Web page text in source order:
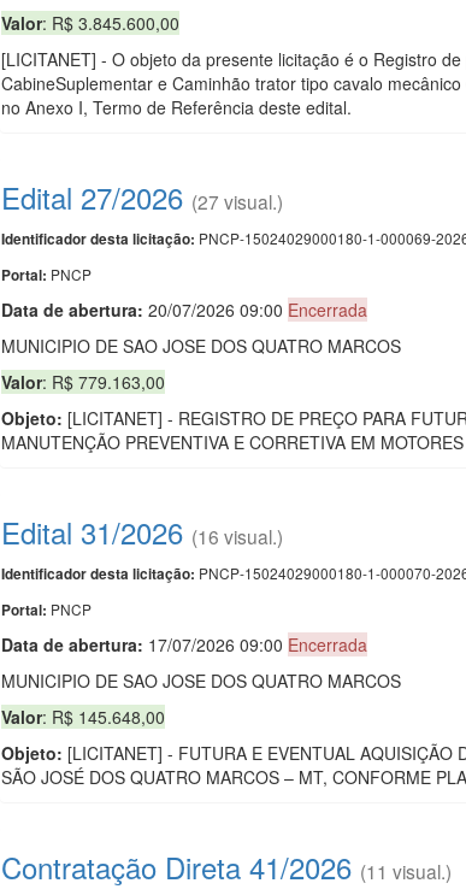
Valor: R$ 3.845.600,00
[LICITANET] - O objeto da presente licitação é o Registro
CabineSuplementar e Caminhão trator tipo cavalo
no Anexo I, Termo de Referência deste edital.
Edital 27/2026 (27 visual.)
Identificador desta licitação: PNCP-15024029000180-1-000069-
Portal: PNCP
Data de abertura: 20/07/2026 09:00 Encerrada
MUNICIPIO DE SAO JOSE DOS QUATRO MARCOS
Valor: R$ 779.163,00
Objeto: [LICITANET] - REGISTRO DE PREÇO PARA
MANUTENÇÃO PREVENTIVA E CORRETIVA EM
Edital 31/2026 (16 visual.)
Identificador desta licitação: PNCP-15024029000180-1-000070-
Portal: PNCP
Data de abertura: 17/07/2026 09:00 Encerrada
MUNICIPIO DE SAO JOSE DOS QUATRO MARCOS
Valor: R$ 145.648,00
Objeto: [LICITANET] - FUTURA E EVENTUAL AQUISIÇÃO
SÃO JOSÉ DOS QUATRO MARCOS – MT, CONFORME
Contratação Direta 41/2026 (11 visual.)